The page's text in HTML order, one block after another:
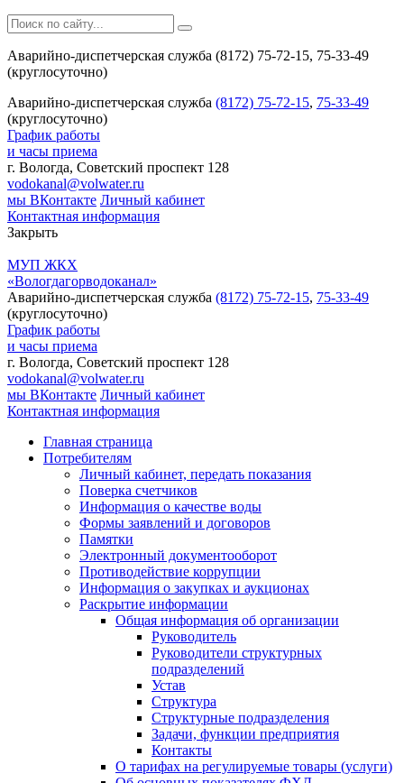
Аварийно-диспетчерская служба (8172) 75-72-15, 75-33-49
(круглосуточно)
Аварийно-диспетчерская служба (8172) 75-72-15, 75-33-49
(круглосуточно)
График работы
и часы приема
г. Вологда, Советский проспект 128
vodokanal@volwater.ru
мы ВКонтакте Личный кабинет
Контактная информация
Закрыть
МУП ЖКХ
«Вологдагорводоканал»
Аварийно-диспетчерская служба (8172) 75-72-15, 75-33-49
(круглосуточно)
График работы
и часы приема
г. Вологда, Советский проспект 128
vodokanal@volwater.ru
мы ВКонтакте Личный кабинет
Контактная информация
Главная страница
Потребителям
Личный кабинет, передать показания
Поверка счетчиков
Информация о качестве воды
Формы заявлений и договоров
Памятки
Электронный документооборот
Противодействие коррупции
Информация о закупках и аукционах
Раскрытие информации
Общая информация об организации
Руководитель
Руководители структурных
подразделений
Устав
Структура
Структурные подразделения
Задачи, функции предприятия
Контакты
О тарифах на регулируемые товары (услуги)